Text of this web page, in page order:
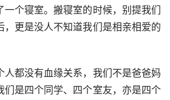
一个寝室。搬寝室的时候，别提我们
，更是没人不知道我们是相亲相爱的
都没有血缘关系，我们不是爸爸妈
们是四个同学、四个室友，亦是四个